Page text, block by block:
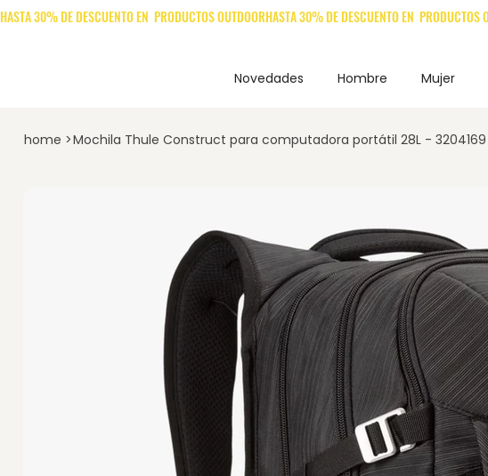
Novedades Hombre Mujer
home >Mochila Thule Construct para computadora portátil 28L - 3204169